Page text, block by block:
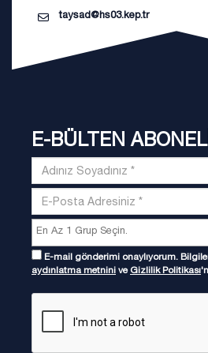
taysad@hs03.kep.tr
E-BÜLTEN
E-mail gönderimi onaylıyorum.
aydınlatma metnini ve Gizlilik Politikası